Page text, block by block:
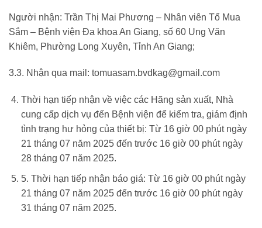
Người nhận: Trần Thị Mai Phương – Nhân viên Tổ Mua
Sắm – Bệnh viện Đa khoa An Giang, số 60 Ung Văn
Khiêm, Phường Long Xuyên, Tỉnh An Giang;
3.3. Nhận qua mail: tomuasam.bvdkag@gmail.com
Thời hạn tiếp nhận về việc các Hãng sản xuất, Nhà
cung cấp dịch vụ đến Bệnh viện để kiểm tra, giám định
tình trạng hư hỏng của thiết bị: Từ 16 giờ 00 phút ngày
21 tháng 07 năm 2025 đến trước 16 giờ 00 phút ngày
28 tháng 07 năm 2025.
5. Thời hạn tiếp nhận báo giá: Từ 16 giờ 00 phút ngày
21 tháng 07 năm 2025 đến trước 16 giờ 00 phút ngày
31 tháng 07 năm 2025.